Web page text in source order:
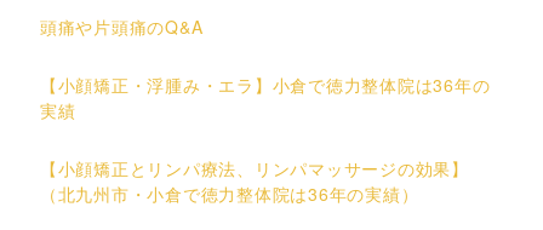
頭痛や片頭痛のQ&A
【小顔矯正・浮腫み・エラ】小倉で徳力整体院は36年の
実績
【小顔矯正とリンパ療法、リンパマッサージの効果】
（北九州市・小倉で徳力整体院は36年の実績）